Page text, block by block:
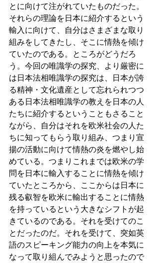
とに向けて注がれていたものだった。
それらの理論を日本に紹介するという
輸入に向けて、自分はさまざまな取り
組みをしてきたし、そこに情熱を傾け
ていたのである。ところがどうだろ
う。今回の唯識学の探究、より厳密に
は日本法相唯識学の探究は、日本が誇
る精神・文化遺産として忘れられつつ
ある日本法相唯識学の教えを日本の人
たちに紹介するということもさること
ながら、自分はそれを欧米社会の人た
ちに知ってもらう取り組み、つまり宣
揚の活動に向けて情熱の炎を燃やし始
めている。つまりこれまでは欧米の学
問を日本に輸入することに情熱を傾け
ていたところから、ここからは日本に
残る叡智を欧米に輸出することに情熱
を持っているという大きなシフトが起
きているのである。それを受けてのこ
とだったのだ。それを受けて、突如英
語のスピーキング能力の向上を本気に
なって取り組んでみようと思ったので